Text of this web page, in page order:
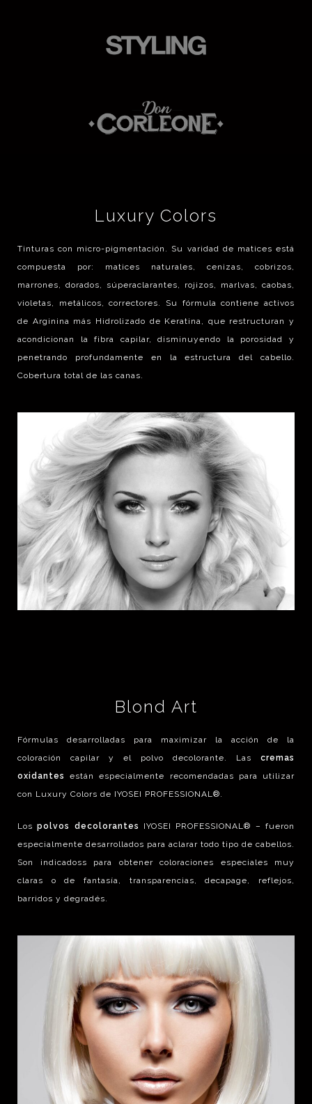
Luxury Colors
Tinturas con micro-pigmentación. Su varidad de matices está
compuesta por: matices naturales, cenizas, cobrizos,
marrones, dorados, súperaclarantes, rojizos, marlvas, caobas,
violetas, metálicos, correctores. Su fórmula contiene activos
de Arginina más Hidrolizado de Keratina, que restructuran y
acondicionan la fibra capilar, disminuyendo la porosidad y
penetrando profundamente en la estructura del cabello.
Cobertura total de las canas.
Blond Art
Fórmulas desarrolladas para maximizar la acción de la
coloración capilar y el polvo decolorante. Las cremas
oxidantes
están especialmente recomendadas para utilizar
con Luxury Colors de IYOSEI PROFESSIONAL®.
Lospolvos decolorantes
IYOSEI PROFESSIONAL® – fueron
especialmente desarrollados para aclarar todo tipo de cabellos.
Son indicadoss para obtener coloraciones especiales muy
claras o de fantasía, transparencias, decapage, reflejos,
barridos y degradés.